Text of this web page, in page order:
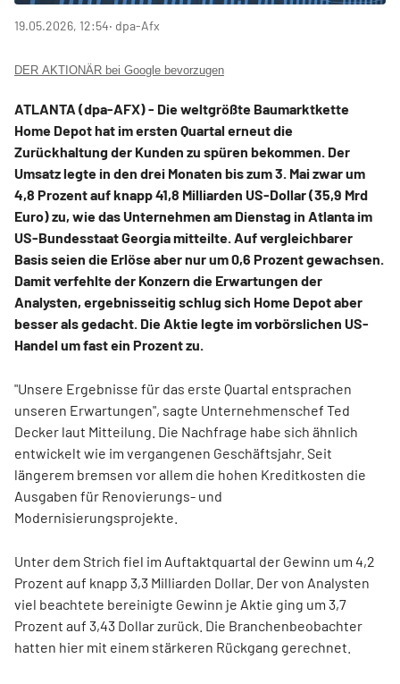
19.05.2026, 12:54‧ dpa-Afx
DER AKTIONÄR bei Google bevorzugen
ATLANTA (dpa-AFX) - Die weltgrößte Baumarktkette
Home Depothat im ersten Quartal erneut die
Zurückhaltung der Kunden zu spüren bekommen. Der
Umsatz legte in den drei Monaten bis zum 3. Mai zwar um
4,8 Prozent auf knapp 41,8 Milliarden US-Dollar (35,9 Mrd
Euro) zu, wie das Unternehmen am Dienstag in Atlanta im
US-Bundesstaat Georgia mitteilte. Auf vergleichbarer
Basis seien die Erlöse aber nur um 0,6 Prozent gewachsen.
Damit verfehlte der Konzern die Erwartungen der
Analysten, ergebnisseitig schlug sich Home Depot aber
besser als gedacht. Die Aktie legte im vorbörslichen US-
Handel um fast ein Prozent zu.
"Unsere Ergebnisse für das erste Quartal entsprachen
unseren Erwartungen", sagte Unternehmenschef Ted
Decker laut Mitteilung. Die Nachfrage habe sich ähnlich
entwickelt wie im vergangenen Geschäftsjahr. Seit
längerem bremsen vor allem die hohen Kreditkosten die
Ausgaben für Renovierungs- und
Modernisierungsprojekte.
Unter dem Strich fiel im Auftaktquartal der Gewinn um 4,2
Prozent auf knapp 3,3 Milliarden Dollar. Der von Analysten
viel beachtete bereinigte Gewinn je Aktie ging um 3,7
Prozent auf 3,43 Dollar zurück. Die Branchenbeobachter
hatten hier mit einem stärkeren Rückgang gerechnet.